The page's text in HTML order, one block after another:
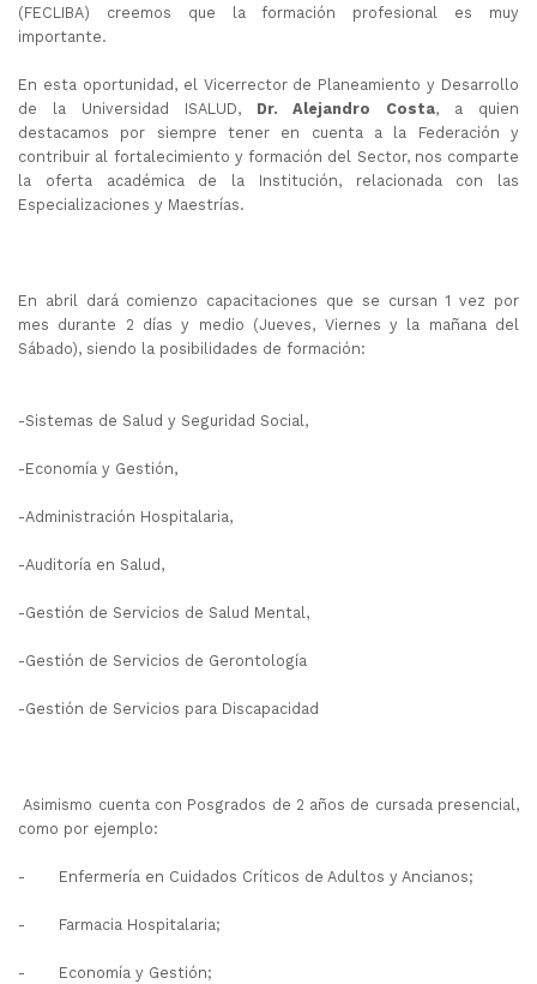
(FECLIBA) creemos que la formación profesional es muy
importante.
En esta oportunidad, el Vicerrector de Planeamiento y Desarrollo
de la Universidad ISALUD, Dr. Alejandro Costa, a quien
destacamos por siempre tener en cuenta a la Federación y
contribuir al fortalecimiento y formación del Sector, nos comparte
la oferta académica de la Institución, relacionada con las
Especializaciones y Maestrías.
En abril dará comienzo capacitaciones que se cursan 1 vez por
mes durante 2 días y medio (Jueves, Viernes y la mañana del
Sábado), siendo la posibilidades de formación:
-Sistemas de Salud y Seguridad Social,
-Economía y Gestión,
-Administración Hospitalaria,
-Auditoría en Salud,
-Gestión de Servicios de Salud Mental,
-Gestión de Servicios de Gerontología
-Gestión de Servicios para Discapacidad
Asimismo cuenta con Posgrados de 2 años de cursada presencial,
como por ejemplo:
- Enfermería en Cuidados Críticos de Adultos y Ancianos;
- Farmacia Hospitalaria;
- Economía y Gestión;